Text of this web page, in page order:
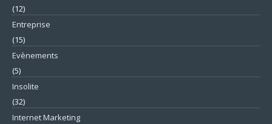
(12)
Entreprise
(15)
Evènements
(5)
Insolite
(32)
Internet Marketing